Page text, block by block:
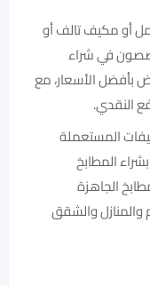
أو مكيف تالف أو
في شراء
بأفضل الأسعار، مع
النقدي.
المستعملة
المطابخ
الجاهزة
والمنازل والشقق